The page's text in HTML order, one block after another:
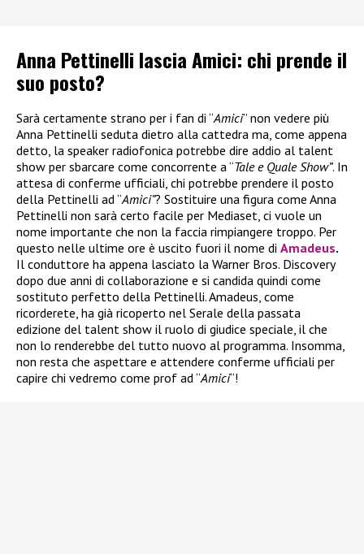
Anna Pettinelli lascia Amici: chi prende il
suo posto?
Sarà certamente strano per i fan di “Amici” non vedere più
Anna Pettinelli seduta dietro alla cattedra ma, come appena
detto, la speaker radiofonica potrebbe dire addio al talent
show per sbarcare come concorrente a “Tale e Quale Show”. In
attesa di conferme ufficiali, chi potrebbe prendere il posto
della Pettinelli ad “Amici”? Sostituire una figura come Anna
Pettinelli non sarà certo facile per Mediaset, ci vuole un
nome importante che non la faccia rimpiangere troppo. Per
questo nelle ultime ore è uscito fuori il nome di Amadeus.
Il conduttore ha appena lasciato la Warner Bros. Discovery
dopo due anni di collaborazione e si candida quindi come
sostituto perfetto della Pettinelli. Amadeus, come
ricorderete, ha già ricoperto nel Serale della passata
edizione del talent show il ruolo di giudice speciale, il che
non lo renderebbe del tutto nuovo al programma. Insomma,
non resta che aspettare e attendere conferme ufficiali per
capire chi vedremo come prof ad “Amici“!